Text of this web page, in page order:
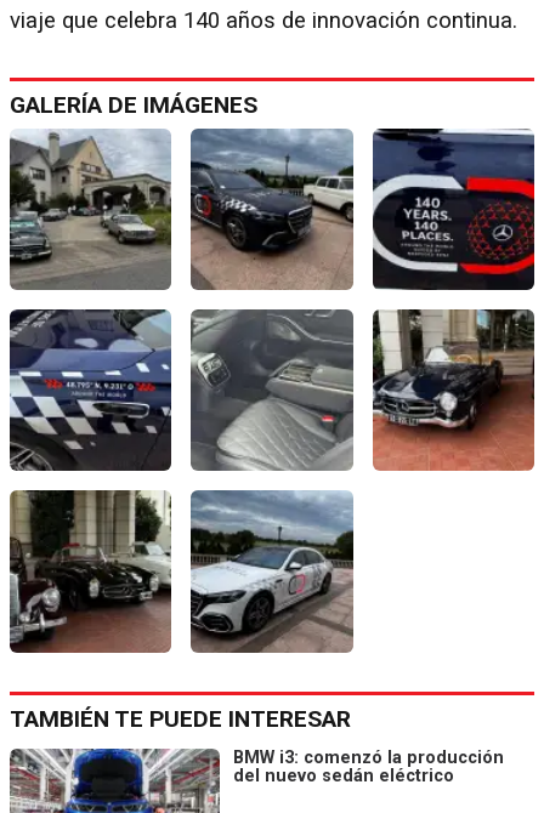
viaje que celebra 140 años de innovación continua.
GALERÍA DE IMÁGENES
TAMBIÉN TE PUEDE INTERESAR
BMW i3: comenzó la producción
del nuevo sedán eléctrico